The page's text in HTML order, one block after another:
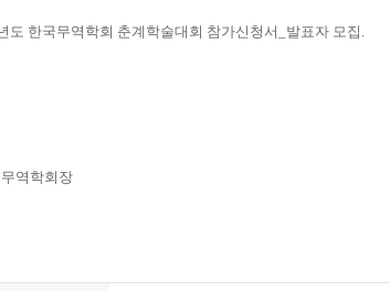
도 한국무역학회 춘계학술대회 참가신청서_발표자 모집.
역학회장